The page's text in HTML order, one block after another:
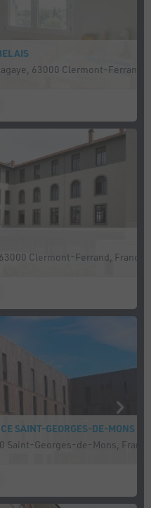
63000 Clermont-Ferrand,
Clermont-Ferrand, France
SAINT-GEORGES-DE-MONS
Saint-Georges-de-Mons,